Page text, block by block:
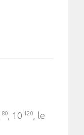
80 , 10 120
, le